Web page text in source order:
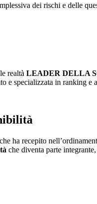
dei rischi e delle
realtà LEADER DELLA
e specializzata in ranking e
ha recepito
che diventa parte